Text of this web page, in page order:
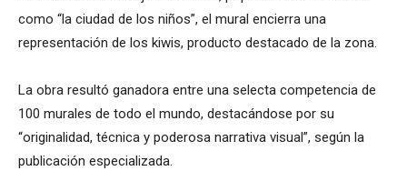
como “la ciudad de los niños”, el mural encierra una
representación de los kiwis, producto destacado de la zona.
La obra resultó ganadora entre una selecta competencia de
100 murales de todo el mundo, destacándose por su
“originalidad, técnica y poderosa narrativa visual”, según la
publicación especializada.